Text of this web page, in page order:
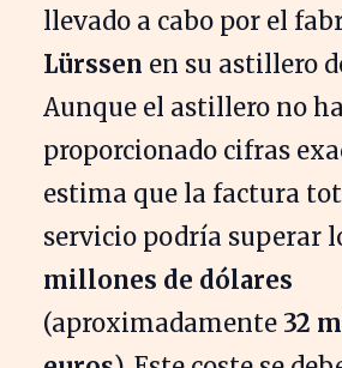
llevado a cabo por el
Lürssen en su astillero
Aunque el astillero no ha
proporcionado cifras
estima que la factura
servicio podría superar
millones de dólares
(aproximadamente 32